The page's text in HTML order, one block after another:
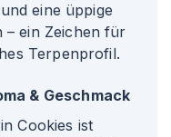
eine üppige
– ein Zeichen für
Terpenprofil.
& Geschmack
Cookies ist